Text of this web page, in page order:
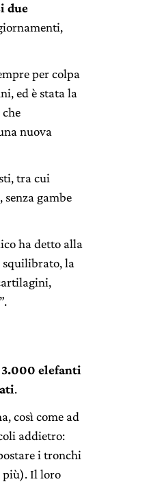
due
per colpa
ed è stata la
nuova
tra cui
senza gambe
ha detto alla
squilibrato, la
elefanti
.
così come ad
addietro:
i tronchi
più). Il loro